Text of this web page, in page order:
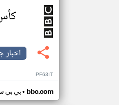
كأس
اخبار
PF63IT
بي بي• bbc.com